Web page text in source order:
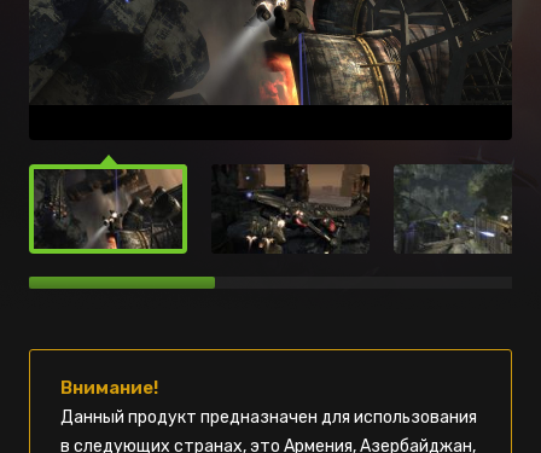
Внимание!
Данный продукт предназначен для использования
в следующих странах, это Армения, Азербайджан,